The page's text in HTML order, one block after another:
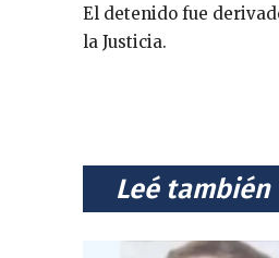
El detenido fue
la Justicia.
⠀Leé también⠀